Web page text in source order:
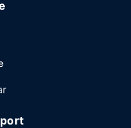
internet, business-
finns det event-